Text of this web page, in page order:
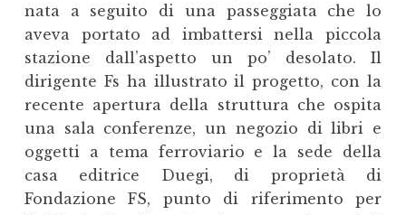
nata a seguito di una passeggiata che lo
aveva portato ad imbattersi nella piccola
stazione dall’aspetto un po’ desolato. Il
dirigente Fs ha illustrato il progetto, con la
recente apertura della struttura che ospita
una sala conferenze, un negozio di libri e
oggetti a tema ferroviario e la sede della
casa editrice Duegi, di proprietà di
Fondazione FS, punto di riferimento per